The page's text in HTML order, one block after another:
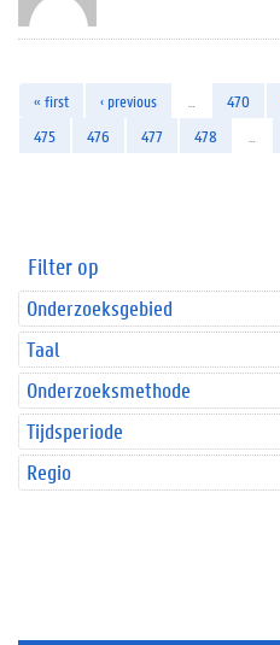
« first ‹ previous 470
475
476 477 478
Filter op
Onderzoeksgebied
Taal
Onderzoeksmethode
Tijdsperiode
Regio